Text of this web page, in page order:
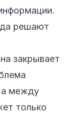
решают
закрывает
а между
только